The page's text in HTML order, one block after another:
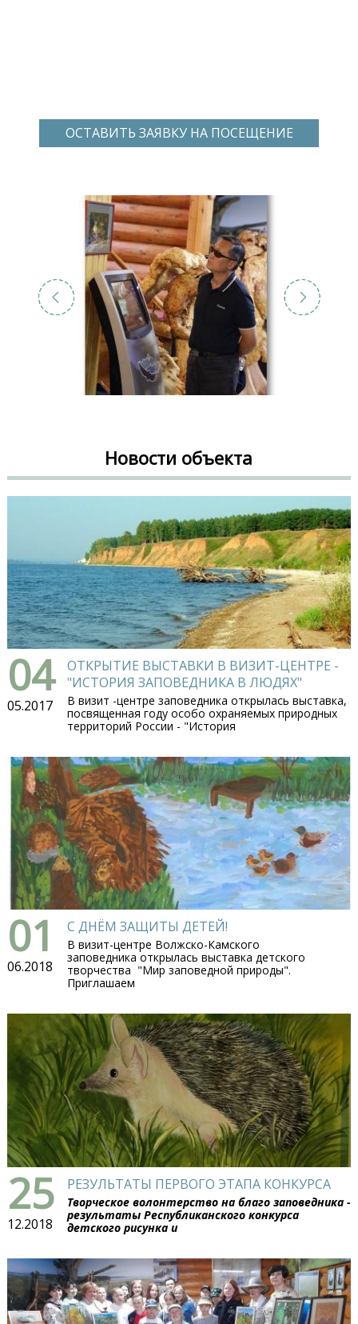
ОСТАВИТЬ ЗАЯВКУ НА ПОСЕЩЕНИЕ
Новости объекта
04
05.2017
ОТКРЫТИЕ ВЫСТАВКИ В ВИЗИТ-ЦЕНТРЕ -
"ИСТОРИЯ ЗАПОВЕДНИКА В ЛЮДЯХ"
В визит -центре заповедника открылась выставка,
посвященная году особо охраняемых природных
территорий России - "История
01
06.2018
С ДНЁМ ЗАЩИТЫ ДЕТЕЙ!
В визит-центре Волжско-Камского
заповедника открылась выставка детского
творчества "Мир заповедной природы".
Приглашаем
25
12.2018
РЕЗУЛЬТАТЫ ПЕРВОГО ЭТАПА КОНКУРСА
Творческое волонтерство на благо заповедника -
результаты Республиканского конкурса
детского рисунка и